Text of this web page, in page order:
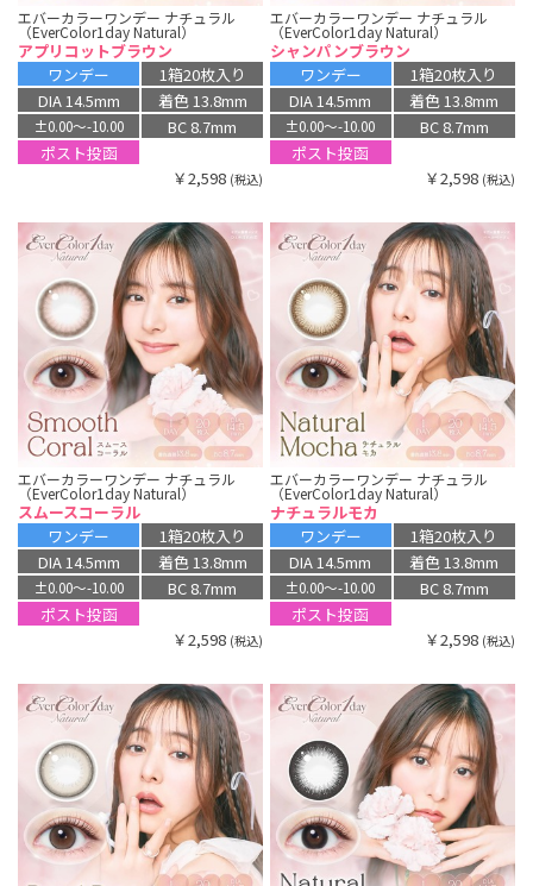
エバーカラーワンデー ナチュラル
（EverColor1day Natural）
アプリコットブラウン
ワンデー
1箱20枚入り
DIA 14.5mm
着色 13.8mm
±0.00〜-10.00
BC 8.7mm
ポスト投函
￥2,598 (税込)
エバーカラーワンデー ナチュラル
（EverColor1day Natural）
シャンパンブラウン
ワンデー
1箱20枚入り
DIA 14.5mm
着色 13.8mm
±0.00〜-10.00
BC 8.7mm
ポスト投函
￥2,598 (税込)
エバーカラーワンデー ナチュラル
（EverColor1day Natural）
スムースコーラル
ワンデー
1箱20枚入り
DIA 14.5mm
着色 13.8mm
±0.00〜-10.00
BC 8.7mm
ポスト投函
￥2,598 (税込)
エバーカラーワンデー ナチュラル
（EverColor1day Natural）
ナチュラルモカ
ワンデー
1箱20枚入り
DIA 14.5mm
着色 13.8mm
±0.00〜-10.00
BC 8.7mm
ポスト投函
￥2,598 (税込)